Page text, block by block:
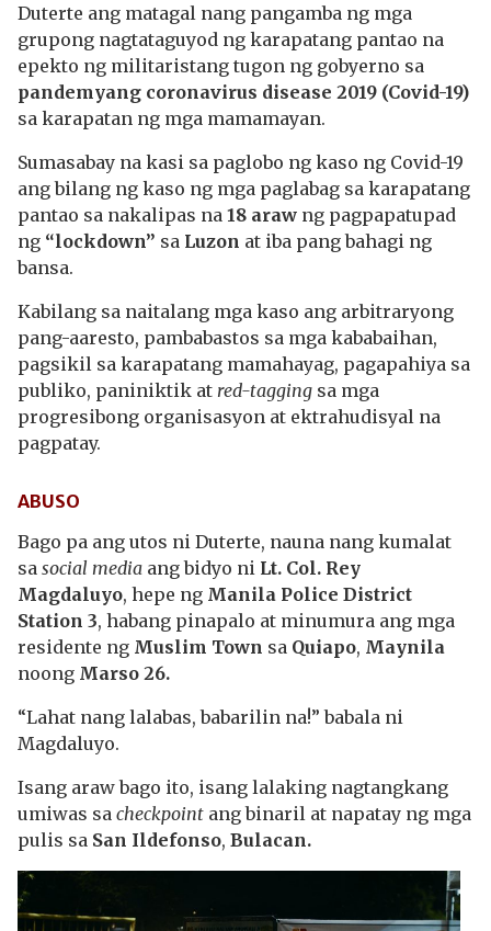
Duterte ang matagal nang pangamba ng mga
grupong nagtataguyod ng karapatang pantao na
epekto ng militaristang tugon ng gobyerno sa
pandemyang coronavirus disease 2019 (Covid-19)
sa karapatan ng mga mamamayan.
Sumasabay na kasi sa paglobo ng kaso ng Covid-19
ang bilang ng kaso ng mga paglabag sa karapatang
pantao sa nakalipas na 18 araw ng pagpapatupad
ng “lockdown” sa Luzon at iba pang bahagi ng
bansa.
Kabilang sa naitalang mga kaso ang arbitraryong
pang-aaresto, pambabastos sa mga kababaihan,
pagsikil sa karapatang mamahayag, pagapahiya sa
publiko, paniniktik at red-tagging sa mga
progresibong organisasyon at ektrahudisyal na
pagpatay.
ABUSO
Bago pa ang utos ni Duterte, nauna nang kumalat
sa social media ang bidyo ni Lt. Col. Rey
Magdaluyo, hepe ng Manila Police District
Station 3, habang pinapalo at minumura ang mga
residente ng Muslim Town sa Quiapo, Maynila
noong Marso 26.
“Lahat nang lalabas, babarilin na!” babala ni
Magdaluyo.
Isang araw bago ito, isang lalaking nagtangkang
umiwas sa checkpoint ang binaril at napatay ng mga
pulis sa San Ildefonso, Bulacan.